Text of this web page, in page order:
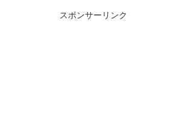
スポンサーリンク